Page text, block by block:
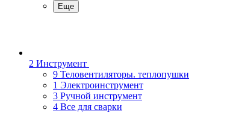
Еще
2 Инструмент
9 Теловентиляторы. теплопушки
1 Электроинструмент
3 Ручной инструмент
4 Все для сварки